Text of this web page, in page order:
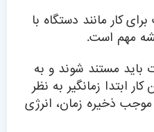
کار مانند دستگاه با
باید مستند شوند و به
ابتدا زمانگیر به نظر
ذخیره زمان، انرژی